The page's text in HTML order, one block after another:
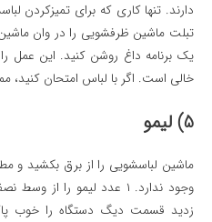
دارند. تنها کاری که برای تمیزکردن
تبلت ماشین ظرفشویی را در وان
یک برنامه داغ روشن کنید. این عمل
خالی است. اگر با لباس امتحان
5) لیمو
ماشین لباسشویی را از برق بکشید و
وجود ندارد. ۱ عدد لیمو
زدید قسمت دیگ دستگاه را خوب